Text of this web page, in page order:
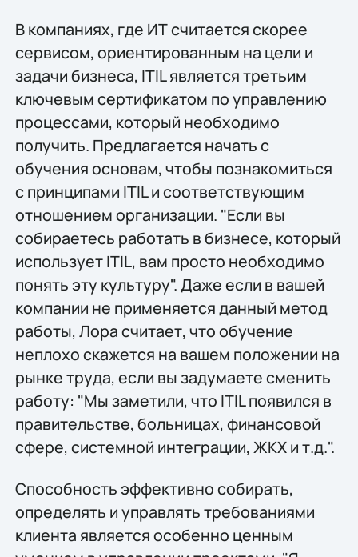
В компаниях, где ИТ считается скорее
сервисом, ориентированным на цели и
задачи бизнеса, ITIL является третьим
ключевым сертификатом по управлению
процессами, который необходимо
получить. Предлагается начать с
обучения основам, чтобы познакомиться
с принципами ITIL и соответствующим
отношением организации. "Если вы
собираетесь работать в бизнесе, который
использует ITIL, вам просто необходимо
понять эту культуру". Даже если в вашей
компании не применяется данный метод
работы, Лора считает, что обучение
неплохо скажется на вашем положении на
рынке труда, если вы задумаете сменить
работу: "Мы заметили, что ITIL появился в
правительстве, больницах, финансовой
сфере, системной интеграции, ЖКХ и т.д.".
Способность эффективно собирать,
определять и управлять требованиями
клиента является особенно ценным